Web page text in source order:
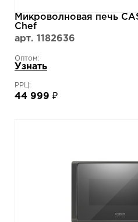
Микроволновая печь
Chef
арт. 1182636
Оптом:
Узнать
РРЦ:
44 999 ₽